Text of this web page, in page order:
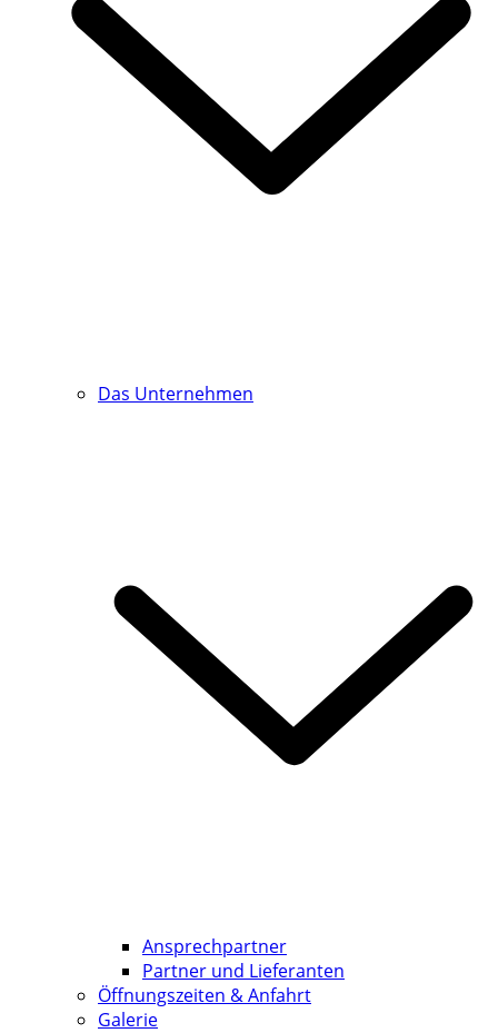
Das Unternehmen
Ansprechpartner
Partner und Lieferanten
Öffnungszeiten & Anfahrt
Galerie